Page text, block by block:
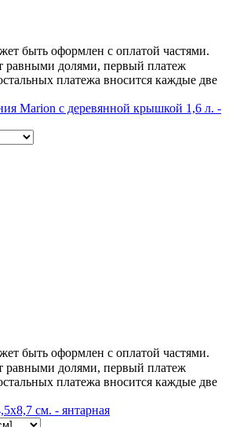
быть оформлен с оплатой частями.
равными долями, первый платеж
платежа вносится каждые две
Marion с деревянной крышкой 1,6 л. -
быть оформлен с оплатой частями.
равными долями, первый платеж
платежа вносится каждые две
см. - янтарная